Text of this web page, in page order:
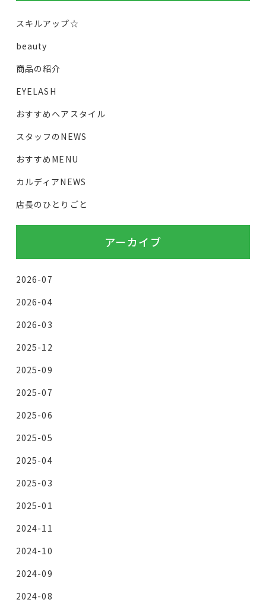
スキルアップ☆
beauty
商品の紹介
EYELASH
おすすめヘアスタイル
スタッフのNEWS
おすすめMENU
カルディアNEWS
店長のひとりごと
アーカイブ
2026-07
2026-04
2026-03
2025-12
2025-09
2025-07
2025-06
2025-05
2025-04
2025-03
2025-01
2024-11
2024-10
2024-09
2024-08